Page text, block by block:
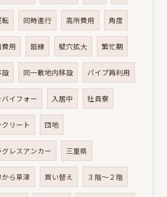
同時進行 高所費用 角度
用 廻縁 壁穴拡大 繁忙期
設 同一敷地内移設 パイプ再利用
バイフォー 入居中 社員寮
クリート 団地
グレスアンカー 三重県
ら草津 買い替え ３階～２階